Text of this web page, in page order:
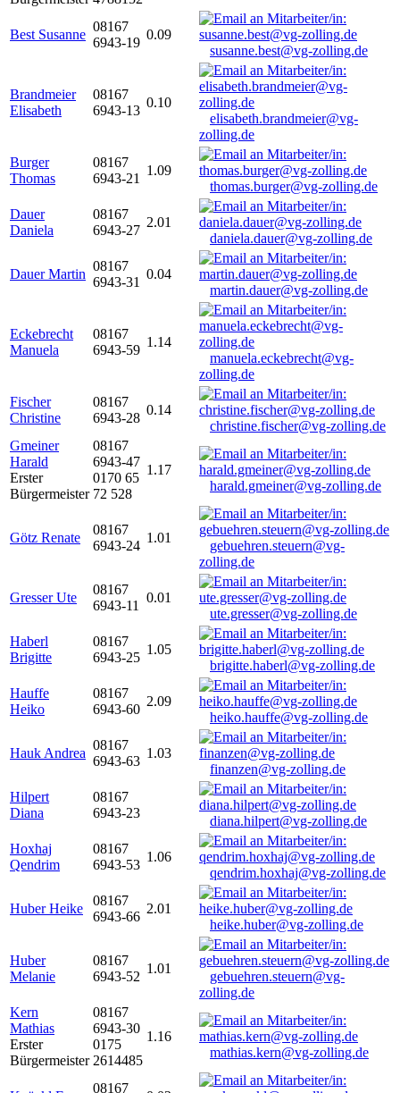
Best Susanne
08167
6943-19
0.09
susanne.best@vg-zolling.de
Brandmeier
Elisabeth
08167
6943-13
0.10
elisabeth.brandmeier@vg-
zolling.de
Burger
Thomas
08167
6943-21
1.09
thomas.burger@vg-zolling.de
Dauer
Daniela
08167
6943-27
2.01
daniela.dauer@vg-zolling.de
Dauer Martin
08167
6943-31
0.04
martin.dauer@vg-zolling.de
Eckebrecht
Manuela
08167
6943-59
1.14
manuela.eckebrecht@vg-
zolling.de
Fischer
Christine
08167
6943-28
0.14
christine.fischer@vg-zolling.de
Gmeiner
Harald
Erster
Bürgermeister
08167
6943-47
0170 65
72 528
1.17
harald.gmeiner@vg-zolling.de
Götz Renate
08167
6943-24
1.01
gebuehren.steuern@vg-
zolling.de
Gresser Ute
08167
6943-11
0.01
ute.gresser@vg-zolling.de
Haberl
Brigitte
08167
6943-25
1.05
brigitte.haberl@vg-zolling.de
Hauffe
Heiko
08167
6943-60
2.09
heiko.hauffe@vg-zolling.de
Hauk Andrea
08167
6943-63
1.03
finanzen@vg-zolling.de
Hilpert
Diana
08167
6943-23
diana.hilpert@vg-zolling.de
Hoxhaj
Qendrim
08167
6943-53
1.06
qendrim.hoxhaj@vg-zolling.de
Huber Heike
08167
6943-66
2.01
heike.huber@vg-zolling.de
Huber
Melanie
08167
6943-52
1.01
gebuehren.steuern@vg-
zolling.de
Kern
Mathias
Erster
Bürgermeister
08167
6943-30
0175
2614485
1.16
mathias.kern@vg-zolling.de
08167